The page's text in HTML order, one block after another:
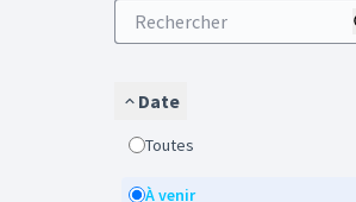
Date
Toutes
À venir